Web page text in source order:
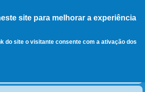
site para melhorar a experiência
do site o visitante consente com a ativação dos
LERPARAVER , ir para a
página principal
portal da visão diferente